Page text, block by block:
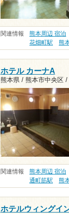
関連情報 熊本周辺 宿泊
花畑町駅
熊
ホテル カーナA
熊本県 / 熊本市中央区 /
関連情報 熊本周辺 宿泊
通町筋駅
熊
ホテルウィングイ